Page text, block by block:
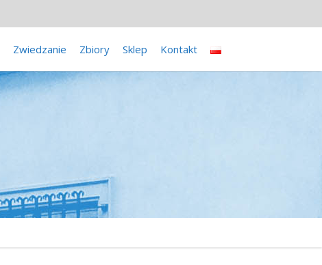
Zwiedzanie Zbiory Sklep Kontakt